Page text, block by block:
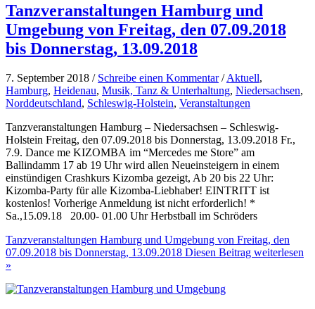
Tanzveranstaltungen Hamburg und
Umgebung von Freitag, den 07.09.2018
bis Donnerstag, 13.09.2018
7. September 2018 / Schreibe einen Kommentar /Aktuell,
Hamburg, Heidenau, Musik, Tanz & Unterhaltung, Niedersachsen,
Norddeutschland, Schleswig-Holstein, Veranstaltungen
Tanzveranstaltungen Hamburg – Niedersachsen – Schleswig-
Holstein Freitag, den 07.09.2018 bis Donnerstag, 13.09.2018 Fr.,
7.9. Dance me KIZOMBA im “Mercedes me Store” am
Ballindamm 17 ab 19 Uhr wird allen Neueinsteigern in einem
einstündigen Crashkurs Kizomba gezeigt, Ab 20 bis 22 Uhr:
Kizomba-Party für alle Kizomba-Liebhaber! EINTRITT ist
kostenlos! Vorherige Anmeldung ist nicht erforderlich! *
Sa.,15.09.18 20.00- 01.00 Uhr Herbstball im Schröders
Tanzveranstaltungen Hamburg und Umgebung von Freitag, den
07.09.2018 bis Donnerstag, 13.09.2018 Diesen Beitrag weiterlesen
»